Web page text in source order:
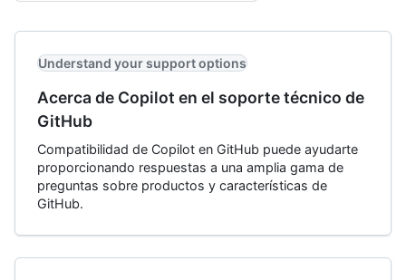
Understand your support options
Acerca de Copilot en el soporte técnico de
GitHub
Compatibilidad de Copilot en GitHub puede ayudarte
proporcionando respuestas a una amplia gama de
preguntas sobre productos y características de
GitHub.